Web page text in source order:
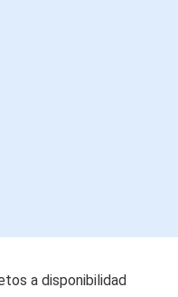
a disponibilidad